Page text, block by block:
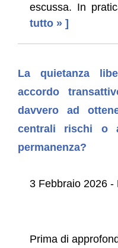
escussa. In
tutto » ]
La quietanza
accordo
davvero ad
centrali rischi o
permanenza?
3 Febbraio 2026 -
Prima di